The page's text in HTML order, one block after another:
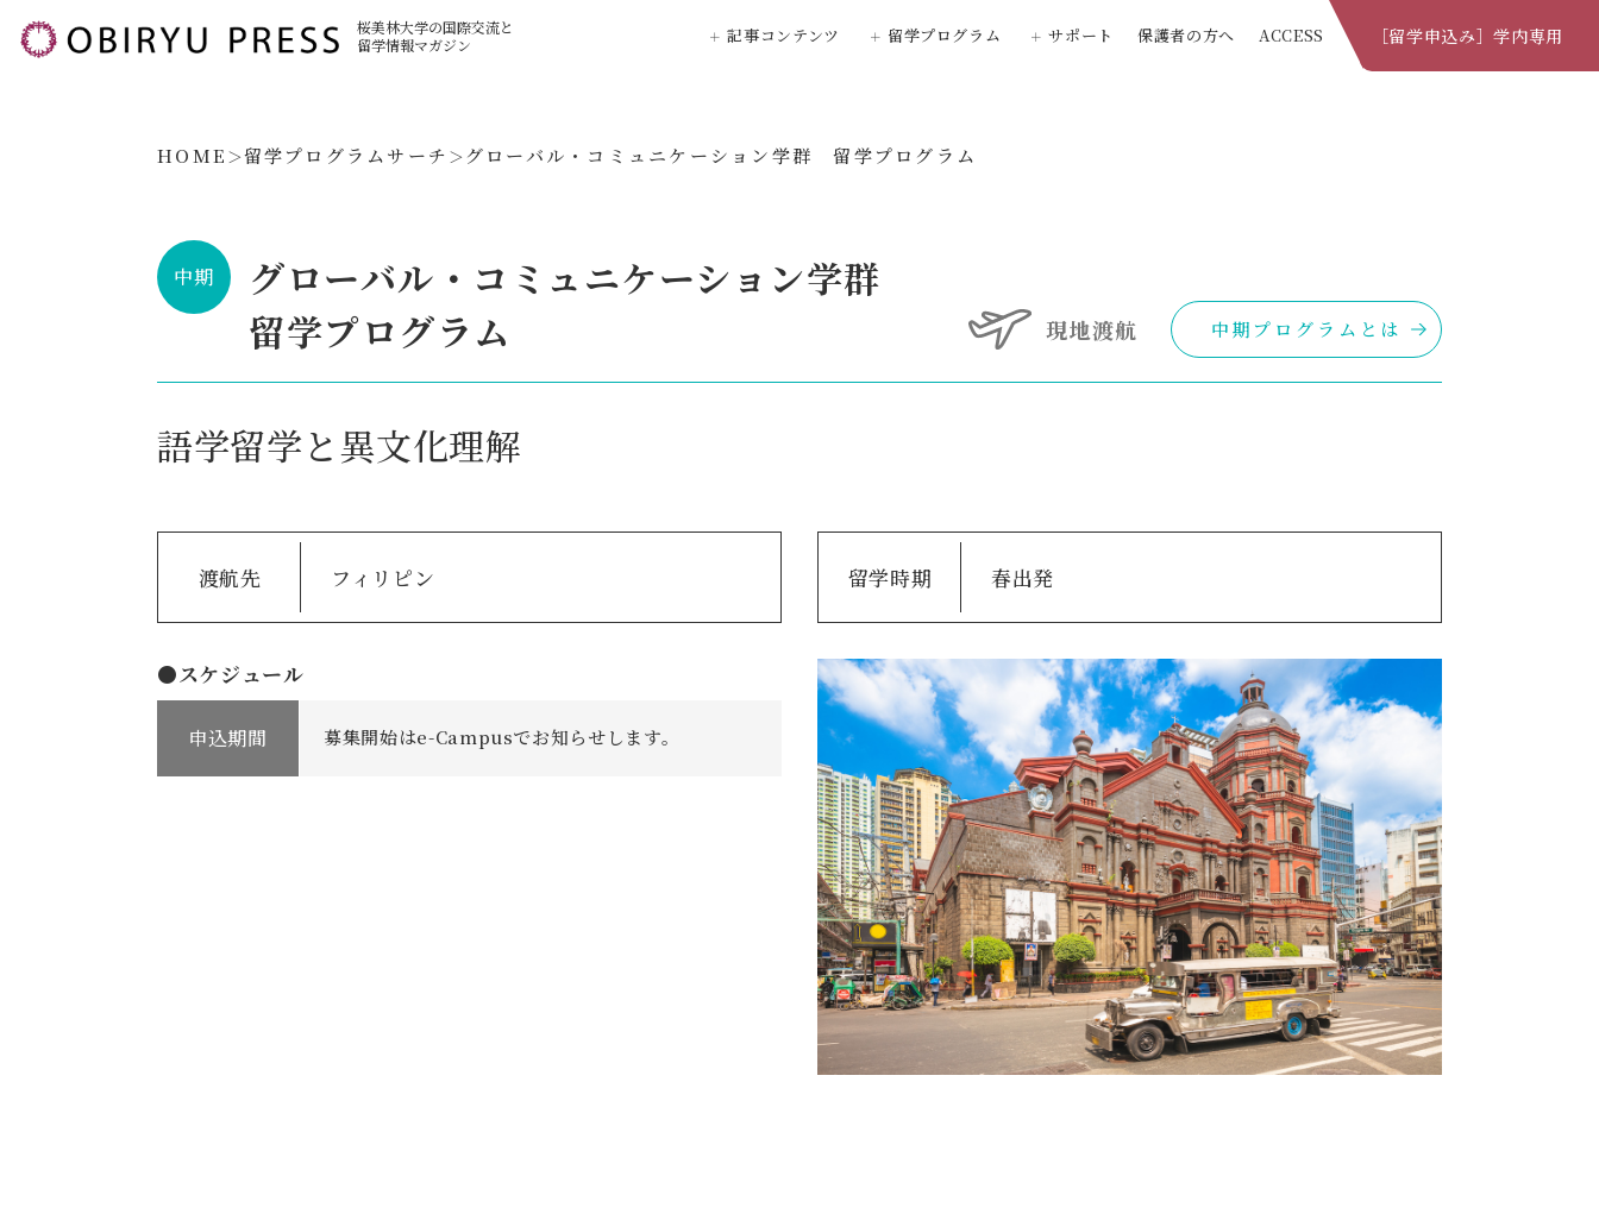
桜美林大学の国際交流と
留学情報マガジン
記事コンテンツ
見て学ぶ留学体験記
留学プログラム
桜美林の留学について
サポート 保護者の方へ ACCESS ［留学申込み］学内専用
HOME 留学プログラムサーチ グローバル・コミュニケーション学群 留学プログラム
中期
グローバル・コミュニケーション学群
留学プログラム
現地渡航 中期プログラムとは
語学留学と異文化理解
渡航先 フィリピン 留学時期 春出発
●スケジュール
申込期間 募集開始はe-Campusでお知らせします。